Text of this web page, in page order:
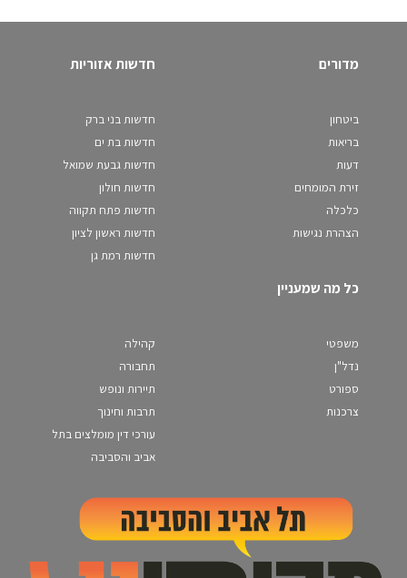
מדורים
ביטחון
בריאות
דעות
זירת המומחים
כלכלה
הצהרת נגישות
חדשות אזוריות
חדשות בני ברק
חדשות בת ים
חדשות גבעת שמואל
חדשות חולון
חדשות פתח תקווה
חדשות ראשון לציון
חדשות רמת גן
כל מה שמעניין
משפטי
נדל"ן
ספורט
צרכנות
קהילה
תחבורה
תיירות ונופש
תרבות וחינוך
עורכי דין מומלצים בתל
אביב והסביבה